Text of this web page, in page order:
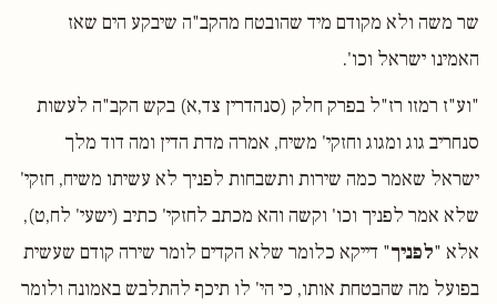
שר משה ולא מקודם מיד שהובטח מהקב"ה שיבקע הים שאז
האמינו ישראל וכו'.
"וע"ז רמזו רז"ל בפרק חלק (סנהדרין צד,א) בקש הקב"ה לעשות
סנחריב גוג ומגוג וחזקי' משיח, אמרה מדת הדין ומה דוד מלך
ישראל שאמר כמה שירות ותשבחות לפניך לא עשיתו משיח, חזקי'
שלא אמר לפניך וכו' וקשה והא מכתב לחזקי' כתיב (ישעי' לח,ט),
אלא "לפניך" דייקא כלומר שלא הקדים לומר שירה קודם שעשית
בפועל מה שהבטחת אותו, כי הי' לו תיכף להתלבש באמונה ולומר